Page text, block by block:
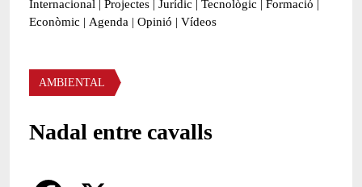
Internacional | Projectes | Jurídic | Tecnològic | Formació |
Econòmic | Agenda | Opinió | Vídeos
Àmbit de la notícia
AMBIENTAL
Nadal entre cavalls
Comparteix